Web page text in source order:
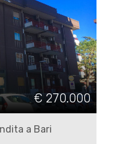
€ 270.000
a Bari